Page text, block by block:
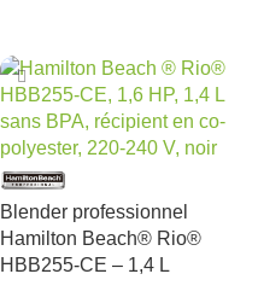
Blender professionnel
Hamilton Beach® Rio®
HBB255-CE – 1,4 L